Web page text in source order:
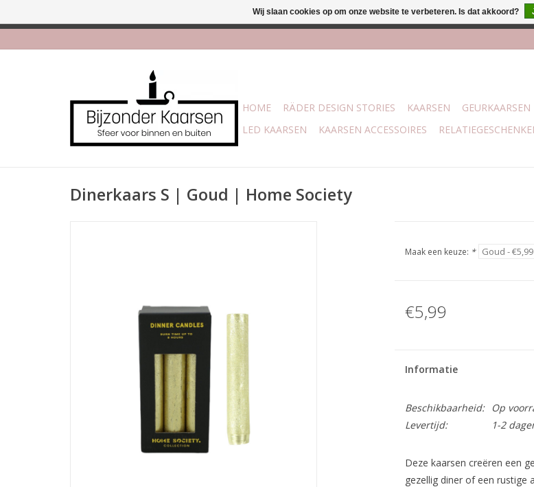
HOME RÄDER DESIGN STORIES KAARSEN GEURKAARSEN
LED KAARSEN
KAARSEN ACCESSOIRES
Dinerkaars S | Goud | Home Society
Maak een keuze: *
€5,99
Informatie
Beschikbaarheid:
Op
Levertijd:
1-2
Deze kaarsen creëren een
gezellig diner of een rustige
Wij slaan cookies op om onze website te verbeteren. Is dat akkoord?
Afhalen is mogelijk bij Trotz Woon & Cadeau | Belvederelaan 107